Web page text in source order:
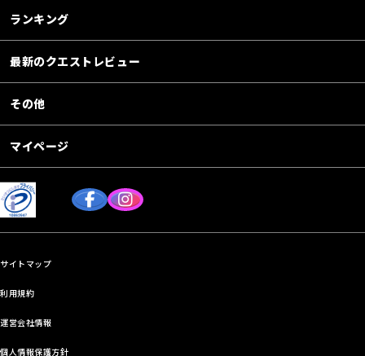
ランキング
最新のクエストレビュー
その他
マイページ
サイトマップ
利用規約
運営会社情報
個人情報保護方針